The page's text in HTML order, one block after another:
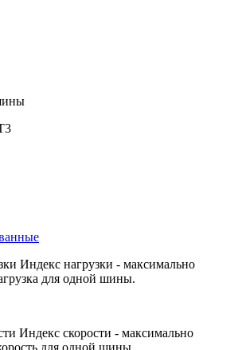
Индекс нагрузки - максимально
для одной шины.
Индекс скорости - максимально
для одной шины.